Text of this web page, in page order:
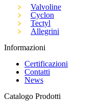
Valvoline
Cyclon
Tectyl
Allegrini
Informazioni
Certificazioni
Contatti
News
Catalogo Prodotti